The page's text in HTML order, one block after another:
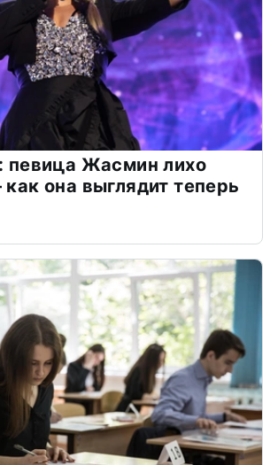
певица Жасмин лихо
она выглядит теперь